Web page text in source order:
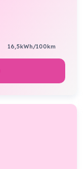
16,5kWh/100km